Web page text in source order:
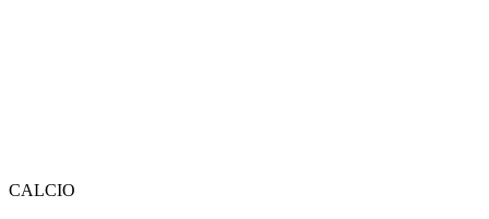
CALCIO